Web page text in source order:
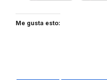
Me gusta esto: